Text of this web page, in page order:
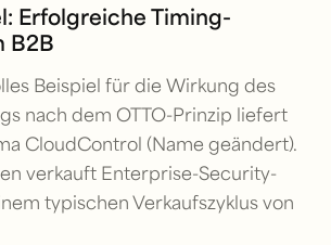
Erfolgreiche Timing-
B2B
Beispiel für die Wirkung des
nach dem OTTO-Prinzip liefert
CloudControl (Name geändert).
verkauft Enterprise-Security-
typischen Verkaufszyklus von